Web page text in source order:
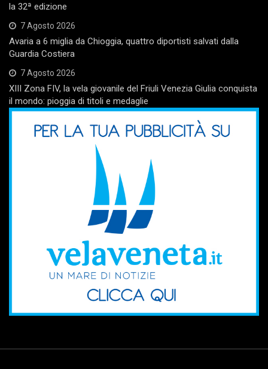
la 32ª edizione
7 Agosto 2026
Avaria a 6 miglia da Chioggia, quattro diportisti salvati dalla
Guardia Costiera
7 Agosto 2026
XIII Zona FIV, la vela giovanile del Friuli Venezia Giulia conquista
il mondo: pioggia di titoli e medaglie